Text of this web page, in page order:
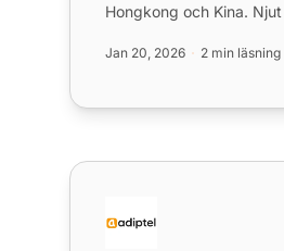
Hongkong och Kina.
Jan 20, 2026 2 min läsning
Adiptel